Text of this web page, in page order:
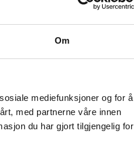
Om
mediefunksjoner og for å
med partnerne våre innen
du har gjort tilgjengelig for